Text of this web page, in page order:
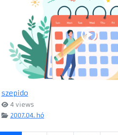
szepido
4 views
2007.04. hó